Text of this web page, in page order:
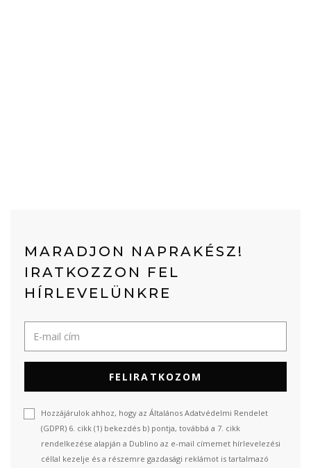
MARADJON NAPRAKÉSZ!
IRATKOZZON FEL
HÍRLEVELÜNKRE
FELIRATKOZOM
Hozzájárulok ahhoz, hogy az Általános Adatvédelmi Rendelet
(GDPR) 6. cikk (1) bekezdés b) pontja, továbbá a 7. cikk
rendelkezése alapján a Dublino az e-mail címemet hírlevelezési
céllal kezelje és a részemre gazdasági reklámot is tartalmazó